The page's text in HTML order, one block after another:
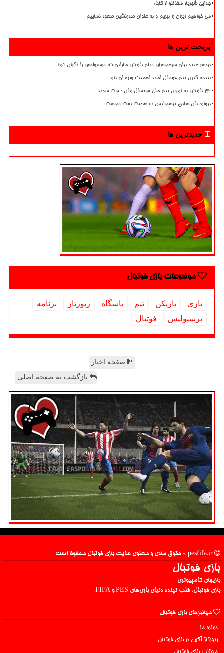
جدایی شهریار مغانلو از کلباء
می خواهیم ایران را ببریم و به عنوان صدرنشین صعود نماییم
پربحث ترین ها
دردسر جدید برای سرخپوشان پیام بازیکن مازادی که پرسپولیس را نگران کرد!
نتیجه گیری تیم فوتبال امید اهمیت ویژه ای دارد
۲۴ بازیکن به اردوی تیم ملی فوتسال زنان دعوت شدند
دروازه بان سابق پرسپولیس به صنعت نفت پیوست
جدیدترین ها
موضوعات بازی فوتبال
بازی بازیكن تیم باشگاه رپورتاژ
برنامه
پرسپولیس
فوتبال
صفحه اخبار
بازگشت به صفحه اصلی
بازی فوتبال
بازیهای کامپیوتری
بازی فوتبال، قلب تپنده دنیای بازی‌های PES و FIFA
میانبرهای بازی فوتبال
درباره ما
رپورتاژ آگهی در بازی فوتبال